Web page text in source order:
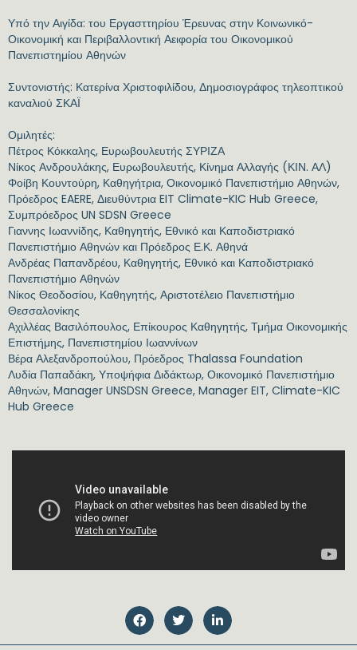
Υπό την Αιγίδα: του Εργασττηρίου Έρευνας στην Κοινωνικό-
Οικονομική και Περιβαλλοντική Αειφορία του Οικονομικού
Πανεπιστημίου Αθηνών
Συντονιστής: Κατερίνα Χριστοφιλίδου, Δημοσιογράφος τηλεοπτικού
καναλιού ΣΚΑΪ
Ομιλητές:
Πέτρος Κόκκαλης, Ευρωβουλευτής ΣΥΡΙΖΑ
Νίκος Ανδρουλάκης, Ευρωβουλευτής, Κίνημα Αλλαγής (ΚΙΝ. ΑΛ)
Φοίβη Κουντούρη, Καθηγήτρια, Οικονομικό Πανεπιστήμιο Αθηνών,
Πρόεδρος EAERE, Διευθύντρια EIT Climate-KIC Hub Greece,
Συμπρόεδρος UN SDSN Greece
Γιαννης Ιωαννίδης, Καθηγητής, Εθνικό και Καποδιστριακό
Πανεπιστήμιο Αθηνών και Πρόεδρος Ε.Κ. Αθηνά
Ανδρέας Παπανδρέου, Καθηγητής, Εθνικό και Καποδιστριακό
Πανεπιστήμιο Αθηνών
Νίκος Θεοδοσίου, Καθηγητής, Αριστοτέλειο Πανεπιστήμιο
Θεσσαλονίκης
Αχιλλέας Βασιλόπουλος, Επίκουρος Καθηγητής, Τμήμα Οικονομικής
Επιστήμης, Πανεπιστημίου Ιωαννίνων
Βέρα Αλεξανδροπούλου, Πρόεδρος Thalassa Foundation
Λυδία Παπαδάκη, Υποψήφια Διδάκτωρ, Οικονομικό Πανεπιστήμιο
Αθηνών, Manager UNSDSN Greece, Manager EIT, Climate-KIC
Hub Greece